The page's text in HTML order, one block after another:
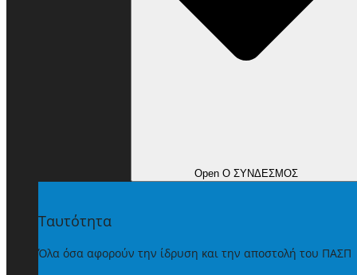
Open Ο ΣΥΝΔΕΣΜΟΣ
Ταυτότητα
Όλα όσα αφορούν την ίδρυση και την αποστολή του ΠΑΣΠ